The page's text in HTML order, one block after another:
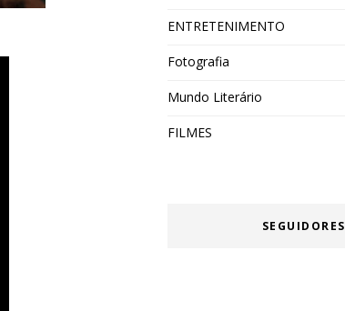
ENTRETENIMENTO
Fotografia
Mundo Literário
FILMES
SEGUIDORES